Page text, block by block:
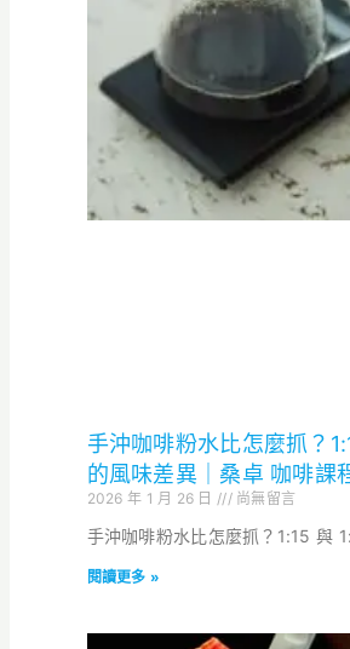
手沖咖啡粉水比怎麼抓？
的風味差異｜桑卓 咖啡課
2026 年 1 月 26 日 尚無留言
手沖咖啡粉水比怎麼抓？1:15 與
閱讀更多 »